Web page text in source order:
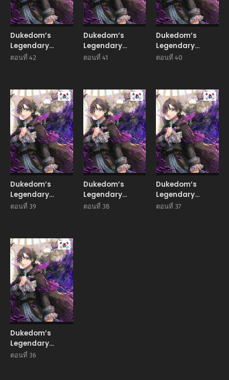
Dukedom’s
Legendary
Prodigy ยอด
ตอนที่ 42
Dukedom’s
Legendary
Prodigy ยอด
ตอนที่ 41
Dukedom’s
Legendary
Prodigy ยอด
ตอนที่ 40
Manhwa
Dukedom’s
Legendary
Prodigy ยอด
ตอนที่ 39
Manhwa
Dukedom’s
Legendary
Prodigy ยอด
ตอนที่ 38
Dukedom’s
Legendary
Prodigy ยอด
ตอนที่ 37
Manhwa
Dukedom’s
Legendary
Prodigy ยอด
ตอนที่ 36